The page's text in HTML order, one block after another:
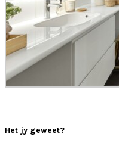
Het jy geweet?